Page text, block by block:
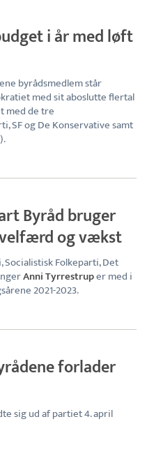
i år med løft
byrådsmedlem står
med sit aboslutte flertal
med de tre
SF og De Konservative samt
Byråd bruger
og vækst
Folkeparti, Det
Anni Tyrrestruper med i
2021-2023.
forlader
sig ud af partiet 4. april